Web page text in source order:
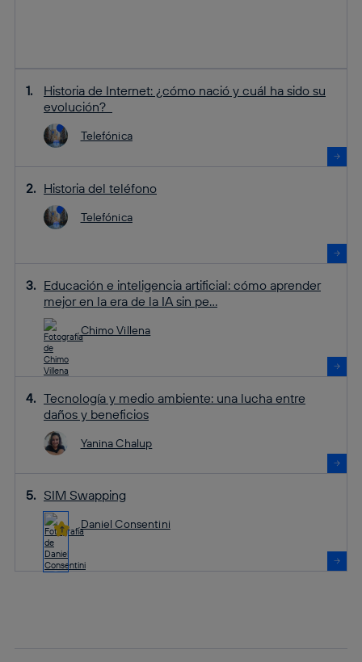
Historia de Internet: ¿cómo nació y cuál ha sido su
evolución?
Telefónica
Historia del teléfono
Telefónica
Educación e inteligencia artificial: cómo aprender
mejor en la era de la IA sin pe...
Chimo Villena
Tecnología y medio ambiente: una lucha entre
daños y beneficios
Yanina Chalup
SIM Swapping
Daniel Consentini